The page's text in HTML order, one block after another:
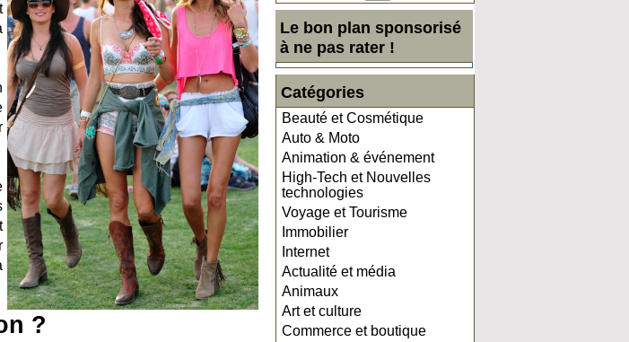
Le bon plan sponsorisé
à ne pas rater !
Catégories
Beauté et Cosmétique
Auto & Moto
Animation & événement
High-Tech et Nouvelles
technologies
Voyage et Tourisme
Immobilier
Internet
Actualité et média
Animaux
Art et culture
Commerce et boutique
?